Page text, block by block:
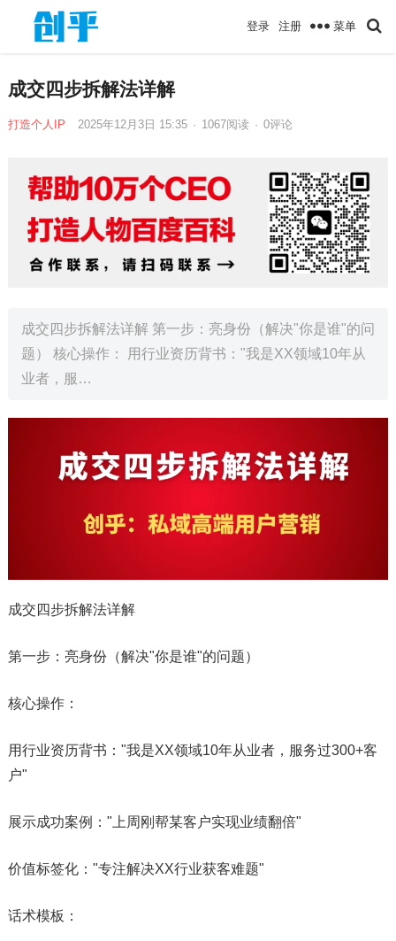
登录 注册 菜单
成交四步拆解法详解
打造个人IP 2025年12月3日 15:35 · 1067阅读 · 0评论
成交四步拆解法详解 第一步：亮身份（解决"你是谁"的问
题） ​​核心操作​​： 用行业资历背书："我是XX领域10年从
业者，服…
成交四步拆解法详解
第一步：亮身份（解决"你是谁"的问题）
​​核心操作​​：
用行业资历背书："我是XX领域10年从业者，服务过300+客
户"
展示成功案例："上周刚帮某客户实现业绩翻倍"
价值标签化："专注解决XX行业获客难题"
​​话术模板​​：